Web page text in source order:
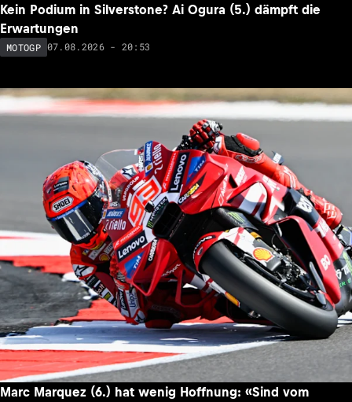
Kein Podium in Silverstone? Ai Ogura (5.) dämpft die
Erwartungen
MOTOGP 07.08.2026 - 20:53
Marc Marquez (6.) hat wenig Hoffnung: «Sind vom